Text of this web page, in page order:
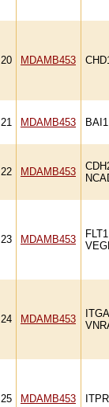
20 MDAMB453
21 MDAMB453 BAI1
22 MDAMB453
23 MDAMB453
24 MDAMB453
25 MDAMB453